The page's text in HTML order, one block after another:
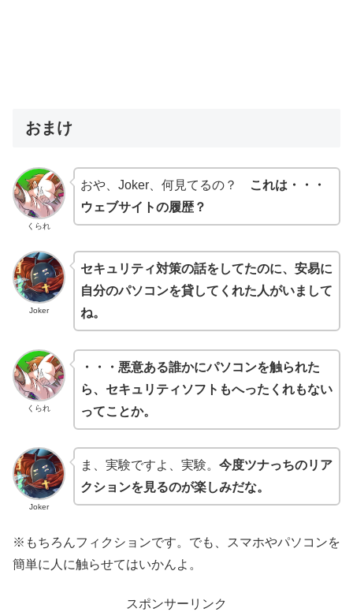
おまけ
くられ
おや、Joker、何見てるの？
これは・・・
ウェブサイトの履歴？
Joker
セキュリティ対策の話をしてたのに、安易に
自分のパソコンを貸してくれた人がいまして
ね。
くられ
・・・悪意ある誰かにパソコンを触られた
ら、セキュリティソフトもへったくれもない
ってことか。
Joker
ま、実験ですよ、実験。 今度ツナっちのリア
クションを見るのが楽しみだな。
※もちろんフィクションです。でも、スマホやパソコンを
簡単に人に触らせてはいかんよ。
スポンサーリンク